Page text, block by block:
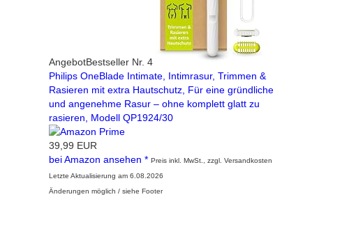
AngebotBestseller Nr. 4
Philips OneBlade Intimate, Intimrasur, Trimmen &
Rasieren mit extra Hautschutz, Für eine gründliche
und angenehme Rasur – ohne komplett glatt zu
rasieren, Modell QP1924/30
39,99 EUR
bei Amazon ansehen * Preis inkl. MwSt., zzgl. Versandkosten
Letzte Aktualisierung am 6.08.2026
Änderungen möglich / siehe Footer